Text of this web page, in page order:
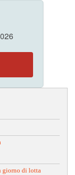
giorno di lotta